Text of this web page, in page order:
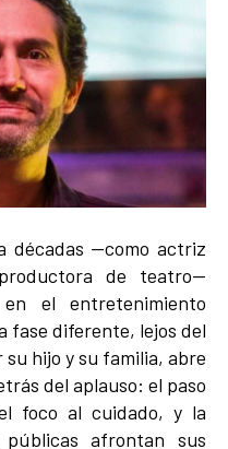
décadas —como actriz
de teatro—
el entretenimiento
fase diferente, lejos del
hijo y su familia, abre
del aplauso: el paso
foco al cuidado, y la
afrontan sus